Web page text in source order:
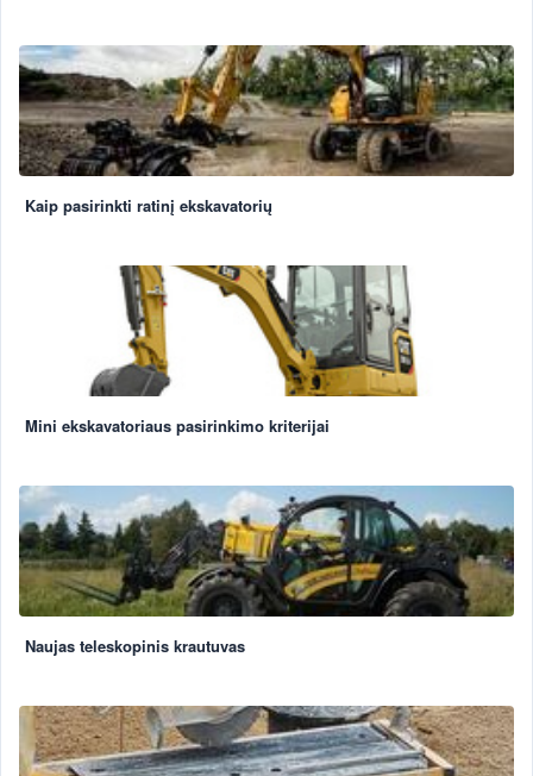
Kaip pasirinkti ratinį ekskavatorių
Mini ekskavatoriaus pasirinkimo kriterijai
Naujas teleskopinis krautuvas